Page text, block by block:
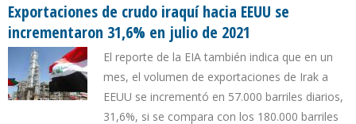
Exportaciones de crudo iraquí hacia EEUU se
incrementaron 31,6% en julio de 2021
El reporte de la EIA también indica que en un
mes, el volumen de exportaciones de Irak a
EEUU se incrementó en 57.000 barriles diarios,
31,6%, si se compara con los 180.000 barriles